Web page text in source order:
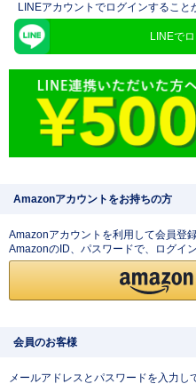
LINEアカウントでログインすること
LINEで
Amazonアカウントをお持ちの方
Amazonアカウントを利用して会員登
AmazonのID、パスワードで、ログイ
会員のお客様
メールアドレスとパスワードを入力し